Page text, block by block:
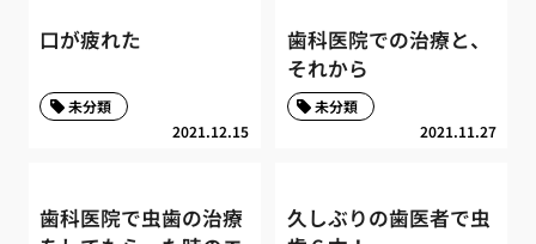
口が疲れた
2021.12.15
未分類
歯科医院での治療と、
それから
2021.11.27
未分類
歯科医院で虫歯の治療
久しぶりの歯医者で虫